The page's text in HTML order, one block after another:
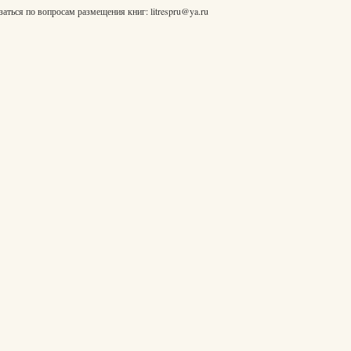
по вопросам размещения книг:litrespru@ya.ru